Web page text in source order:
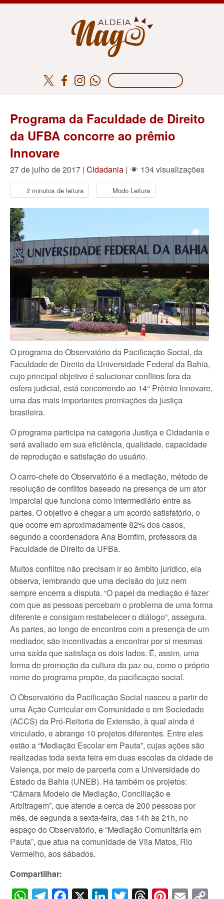
Programa da Faculdade de Direito
da UFBA concorre ao prêmio
Innovare
27 de julho de 2017 | Cidadania | 134 visualizações
2 minutos de leitura Modo Leitura
O programa do Observatório da Pacificação Social, da
Faculdade de Direito da Universidade Federal da Bahia,
cujo principal objetivo é solucionar conflitos fora da
esfera judicial, está concorrendo ao 14° Prêmio Innovare,
uma das mais importantes premiações da justiça
brasileira.
O programa participa na categoria Justiça e Cidadania e
será avaliado em sua eficiência, qualidade, capacidade
de reprodução e satisfação do usuário.
O carro-chefe do Observatório é a mediação, método de
resolução de conflitos baseado na presença de um ator
imparcial que funciona como intermediário entre as
partes. O objetivo é chegar a um acordo satisfatório, o
que ocorre em aproximadamente 82% dos casos,
segundo a coordenadora Ana Bomfim, professora da
Faculdade de Direito da UFBa.
Muitos conflitos não precisam ir ao âmbito jurídico, ela
observa, lembrando que uma decisão do juiz nem
sempre encerra a disputa. “O papel da mediação é fazer
com que as pessoas percebam o problema de uma forma
diferente e consigam restabelecer o diálogo”, assegura.
As partes, ao longo de encontros com a presença de um
mediador, são incentivadas a encontrar por si mesmas
uma saída que satisfaça os dois lados. É, assim, uma
forma de promoção da cultura da paz ou, como o próprio
nome do programa propõe, da pacificação social.
O Observatório da Pacificação Social nasceu a partir de
uma Ação Curricular em Comunidade e em Sociedade
(ACCS) da Pró-Reitoria de Extensão, à qual ainda é
vinculado, e abrange 10 projetos diferentes. Entre eles
estão a “Mediação Escolar em Pauta”, cujas ações são
realizadas toda sexta feira em duas escolas da cidade de
Valença, por meio de parceria com a Universidade do
Estado da Bahia (UNEB). Há também os projetos:
“Câmara Modelo de Mediação, Conciliação e
Arbitragem”, que atende a cerca de 200 pessoas por
mês, de segunda a sexta-feira, das 14h às 21h, no
espaço do Observatório, e “Mediação Comunitária em
Pauta”, que atua na comunidade de Vila Matos, Rio
Vermelho, aos sábados.
Compartilhar: